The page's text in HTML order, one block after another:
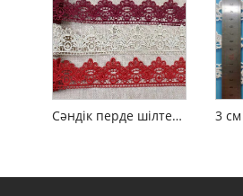
Сәндік перде шілтері суда еритін полиэфирлі шілтер